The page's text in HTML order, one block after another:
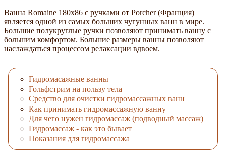
Ванна Romaine 180x86 с ручками от Porcher (Франция)
является одной из самых больших чугунных ванн в мире.
Большие полукруглые ручки позволяют принимать ванну с
большим комфортом. Большие размеры ванны позволяют
наслаждаться процессом релаксации вдвоем.
Гидромасажные ванны
Гольфстрим на пользу тела
Средство для очистки гидромассажных ванн
Как принимать гидромассажную ванну
Для чего нужен гидромассаж (подводный массаж)
Гидромассаж - как это бывает
Показания для гидромассажа